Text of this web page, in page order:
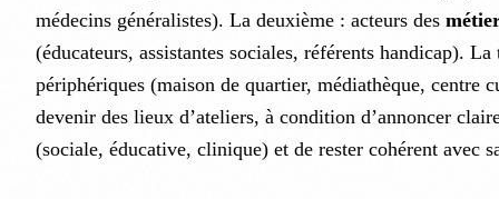
médecins généralistes). La deuxième : acteurs des
(éducateurs, assistantes sociales, référents handicap).
périphériques (maison de quartier, médiathèque, centre
devenir des lieux d’ateliers, à condition d’annoncer
(sociale, éducative, clinique) et de rester cohérent avec